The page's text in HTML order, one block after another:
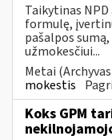
Taikytinas
formulę,
pašalpos
užmokesčiui...
Metai
mokestis
Koks GPM